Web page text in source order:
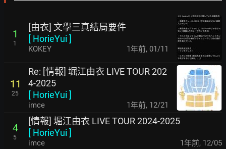
1
1
[由衣] 文學三真結局要件
[ HorieYui ]
KOKEY 1年前, 01/11
11
25
Re: [情報] 堀江由衣 LIVE TOUR 202
4-2025
[ HorieYui ]
imce 1年前, 12/21
4
5
[情報] 堀江由衣 LIVE TOUR 2024-2025
[ HorieYui ]
imce 1年前, 12/05